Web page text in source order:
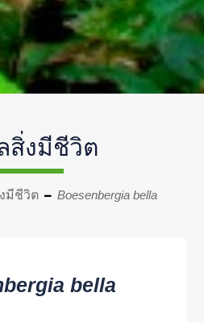
สิ่งมีชีวิต
มีชีวิต Boesenbergia bella
bella